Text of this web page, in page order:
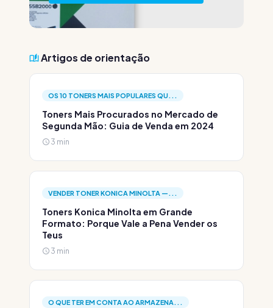
Artigos de orientação
OS 10 TONERS MAIS POPULARES QU...
Toners Mais Procurados no Mercado de
Segunda Mão: Guia de Venda em 2024
3 min
VENDER TONER KONICA MINOLTA —...
Toners Konica Minolta em Grande
Formato: Porque Vale a Pena Vender os
Teus
3 min
O QUE TER EM CONTA AO ARMAZENA...